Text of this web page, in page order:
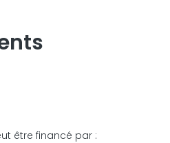
être financé par :